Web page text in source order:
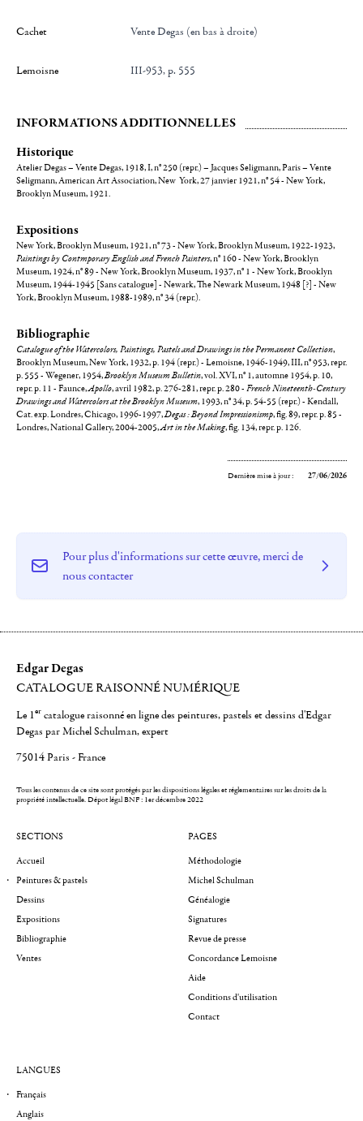
Cachet Vente Degas (en bas à droite)
Lemoisne III-953, p. 555
INFORMATIONS ADDITIONNELLES
Historique
Atelier Degas – Vente Degas, 1918, I, n° 250 (repr.) – Jacques Seligmann, Paris – Vente
Seligmann, American Art Association, New York, 27 janvier 1921, n° 54 - New York,
Brooklyn Museum, 1921.
Expositions
New York, Brooklyn Museum, 1921, n° 73 - New York, Brooklyn Museum, 1922-1923,
Paintings by Contmporary English and French Painters, n° 160 - New York, Brooklyn
Museum, 1924, n° 89 - New York, Brooklyn Museum, 1937, n° 1 - New York, Brooklyn
Museum, 1944-1945 [Sans catalogue] - Newark, The Newark Museum, 1948 [?] - New
York, Brooklyn Museum, 1988-1989, n° 34 (repr.).
Bibliographie
Catalogue of the Watercolors, Paintings, Pastels and Drawings in the Permanent Collection,
Brooklyn Museum, New York, 1932, p. 194 (repr.) - Lemoisne, 1946-1949, III, n° 953, repr.
p. 555 - Wegener, 1954,Brooklyn Museum Bulletin, vol. XVI, n° 1, automne 1954, p. 10,
repr. p. 11 - Faunce,Apollo, avril 1982, p. 276-281, repr. p. 280 - French Nineteenth-Century
Drawings and Watercolors at the Brooklyn Museum, 1993, n° 34, p. 54-55 (repr.) - Kendall,
Cat. exp. Londres, Chicago, 1996-1997,Degas : Beyond Impressionismp, fig. 89, repr. p. 85 -
Londres, National Gallery, 2004-2005,Art in the Making, fig. 134, repr. p. 126.
Dernière mise à jour : 27/06/2026
Pour plus d'informations sur cette œuvre, merci de
nous contacter
Edgar Degas
CATALOGUE RAISONNÉ NUMÉRIQUE
Le 1er catalogue raisonné en ligne des peintures, pastels et dessins d'Edgar
Degas par Michel Schulman, expert
75014 Paris - France
Tous les contenus de ce site sont protégés par les dispositions légales et réglementaires sur les droits de la
propriété intellectuelle.Dépot légal BNF : 1er décembre 2022
SECTIONS
Accueil
Peintures & pastels
Dessins
Expositions
Bibliographie
Ventes
PAGES
Méthodologie
Michel Schulman
Généalogie
Signatures
Revue de presse
Concordance Lemoisne
Aide
Conditions d'utilisation
Contact
LANGUES
Français
Anglais